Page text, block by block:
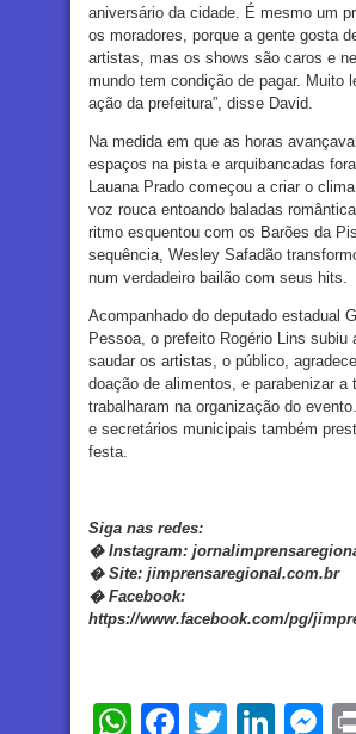
aniversário da cidade. É mesmo um
os moradores, porque a gente gosta
artistas, mas os shows são caros e
mundo tem condição de pagar. Muito
ação da prefeitura”, disse David.
Na medida em que as horas
espaços na pista e arquibancadas
Lauana Prado começou a criar o
voz rouca entoando baladas
ritmo esquentou com os Barões da
sequência, Wesley Safadão
num verdadeiro bailão com seus hits.
Acompanhado do deputado estadual
Pessoa, o prefeito Rogério Lins subiu
saudar os artistas, o público,
doação de alimentos, e parabenizar a
trabalharam na organização do
e secretários municipais também
festa.
Siga nas redes:
�Instagram:
�Site: jimprensaregional.com.br
�Facebook:
https://www.facebook.com/pg/
WhatsApp
Facebook
Twitter